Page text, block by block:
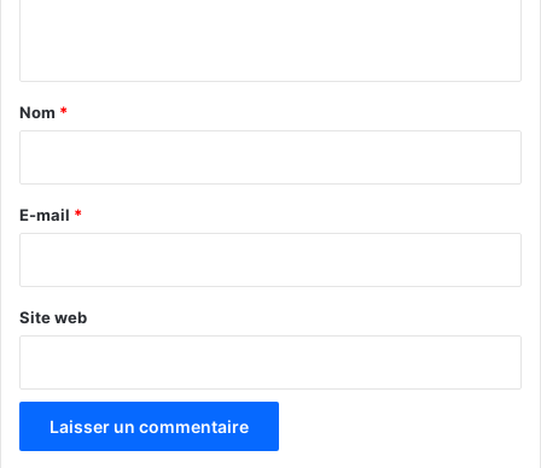
a
e
Nom *
E-mail *
Site web